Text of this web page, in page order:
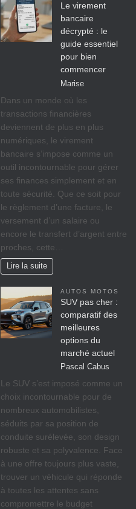
Le virement
bancaire
décrypté : le
guide essentiel
pour bien
commencer
Marise
Dans un monde où les
transactions financières
deviennent de plus en plus
numériques, le virement
bancaire s’impose comme un
outil incontournable pour gérer
ses finances simplement et en
toute sécurité. Que ce soit pour
le règlement d’une facture, le
versement d’un salaire ou
encore le transfert d’argent entre
proches, cette…
Lire la suite
AUTOS MOTOS
SUV pas cher :
comparatif des
meilleures
options du
marché actuel
Pascal Cabus
Le SUV s’est imposé comme un
choix incontournable pour de
nombreux automobilistes,
séduits par sa position de
conduite surélevée, son design
robuste et sa polyvalence. Face
à une offre toujours plus vaste,
trouver un véhicule qui réponde
à toutes les attentes sans
compromettre le budget